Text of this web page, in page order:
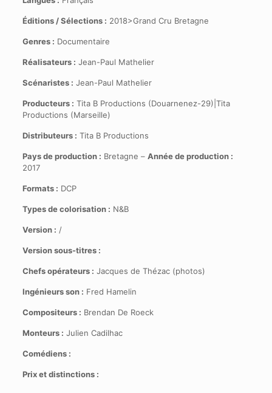
Éditions / Sélections : 2018>Grand Cru Bretagne
Genres : Documentaire
Réalisateurs : Jean-Paul Mathelier
Scénaristes : Jean-Paul Mathelier
Producteurs : Tita B Productions (Douarnenez-29)|Tita
Productions (Marseille)
Distributeurs : Tita B Productions
Pays de production : Bretagne – Année de production :
2017
Formats : DCP
Types de colorisation : N&B
Version : /
Version sous-titres :
Chefs opérateurs : Jacques de Thézac (photos)
Ingénieurs son : Fred Hamelin
Compositeurs : Brendan De Roeck
Monteurs : Julien Cadilhac
Comédiens :
Prix et distinctions :